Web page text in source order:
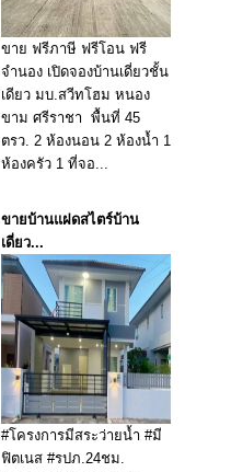
ขาย ฟรีภาษี ฟรีโอน ฟรี
จำนอง เปิดจองบ้านเดี่ยวชั้น
เดียว มบ.สวีทโฮม หนอง
ขาม ศรีราชา ️ พื้นที่ 45
ตรว. 2 ห้องนอน 2 ห้องน้ำ 1
ห้องครัว 1 ที่จอ...
ขายบ้านแฝดสไตร์บ้าน
เดี่ยว...
#โครงการมีสระว่ายน้ำ #มี
ฟิตเนส #รปภ.24ชม.